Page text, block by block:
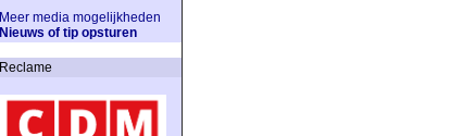
Meer media mogelijkheden
Nieuws of tip opsturen
Reclame